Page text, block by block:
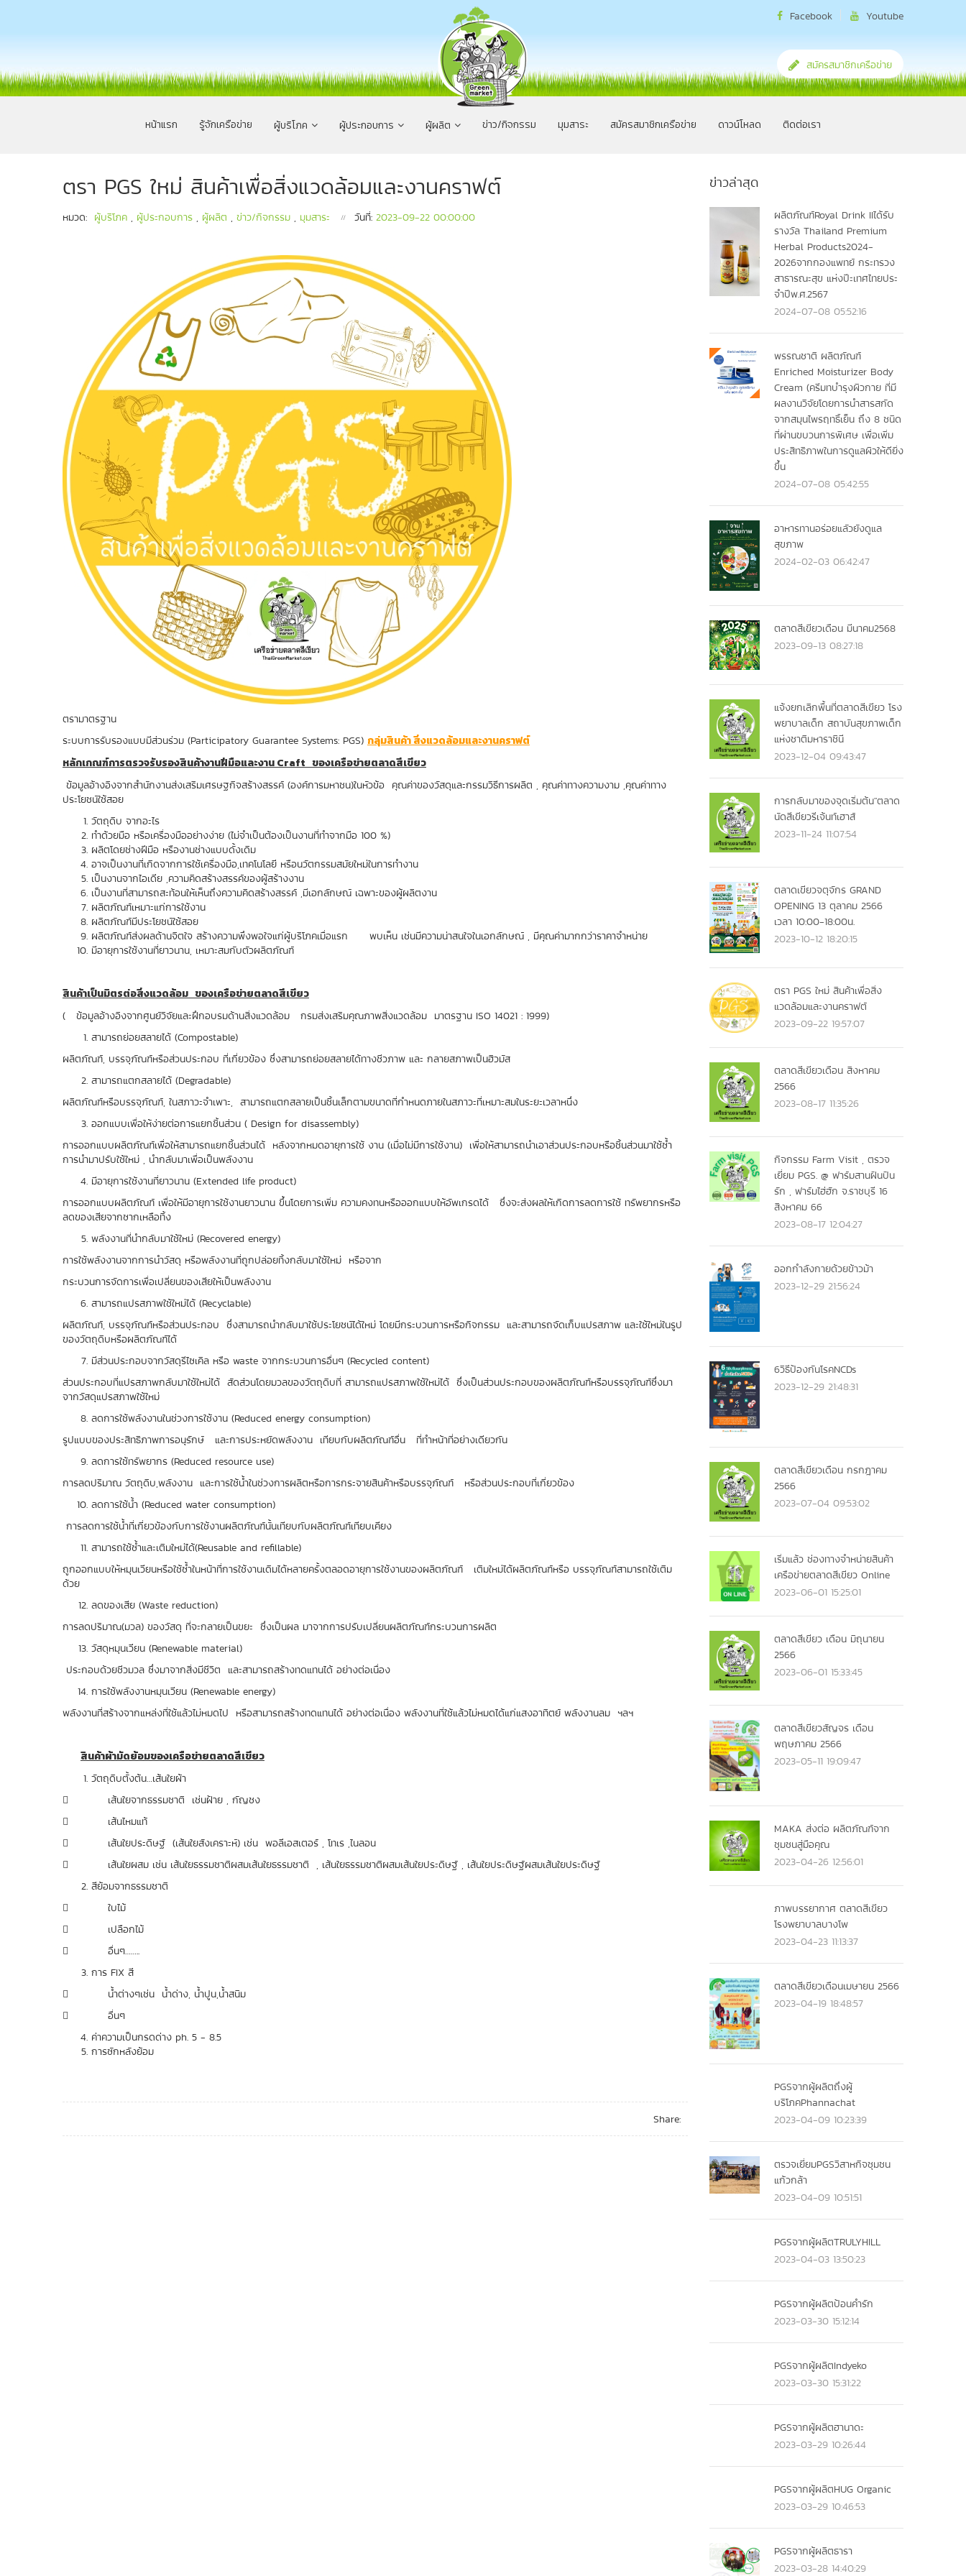
Facebook Youtube
สมัครสมาชิกเครือข่าย
หน้าแรก รู้จักเครือข่าย ผู้บริโภค ผู้ประกอบการ ผู้ผลิต ข่าว/กิจกรรม มุมสาระ สมัครสมาชิกเครือข่าย ดาวน์โหลด ติดต่อเรา
ตรา PGS ใหม่ สินค้าเพื่อสิ่งแวดล้อมและงานคราฟต์
หมวด: ผู้บริโภค , ผู้ประกอบการ , ผู้ผลิต , ข่าว/กิจกรรม , มุมสาระ วันที่: 2023-09-22 00:00:00
ตรามาตรฐาน
ระบบการรับรองแบบมีส่วนร่วม (Participatory Guarantee Systems: PGS) กลุ่มสินค้า สิ่งแวดล้อมและงานคราฟต์
หลักเกณฑ์การตรวจรับรองสินค้างานฝีมือและงาน Craft ของเครือข่ายตลาดสีเขียว
ข้อมูลอ้างอิงจากสำนักงานส่งเสริมเศรษฐกิจสร้างสรรค์ (องค์การมหาชน)ในหัวข้อ คุณค่าของวัสดุและกรรมวิธีการผลิต , คุณค่าทางความงาม ,คุณค่าทาง
ประโยชน์ใช้สอย
วัตถุดิบ จากอะไร
ทำด้วยมือ หรือเครื่องมืออย่างง่าย (ไม่จำเป็นต้องเป็นงานที่ทำจากมือ 100 %)
ผลิตโดยช่างฝีมือ หรืองานช่างแบบดั้งเดิม
อาจเป็นงานที่เกิดจากการใช้เครื่องมือ,เทคโนโลยี หรือนวัตกรรมสมัยใหม่ในการทำงาน
เป็นงานจากไอเดีย ,ความคิดสร้างสรรค์ของผู้สร้างงาน
เป็นงานที่สามารถสะท้อนให้เห็นถึงความคิดสร้างสรรค์ ,มีเอกลักษณ์ เฉพาะของผู้ผลิตงาน
ผลิตภัณฑ์เหมาะแก่การใช้งาน
ผลิตภัณฑ์มีประโยชน์ใช้สอย
ผลิตภัณฑ์ส่งผลด้านจิตใจ สร้างความพึงพอใจแก่ผู้บริโภคเมื่อแรก พบเห็น เช่นมีความน่าสนใจในเอกลักษณ์ , มีคุณค่ามากกว่าราคาจำหน่าย
มีอายุการใช้งานที่ยาวนาน, เหมาะสมกับตัวผลิตภัณฑ์
สินค้าเป็นมิตรต่อสิ่งแวดล้อม ของเครือข่ายตลาดสีเขียว
( ข้อมูลอ้างอิงจากศูนย์วิจัยและฝึกอบรมด้านสิ่งแวดล้อม กรมส่งเสริมคุณภาพสิ่งแวดล้อม มาตรฐาน ISO 14021 : 1999)
สามารถย่อยสลายได้ (Compostable)
ผลิตภัณฑ์, บรรจุภัณฑ์หรือส่วนประกอบ ที่เกี่ยวข้อง ซึ่งสามารถย่อยสลายได้ทางชีวภาพ และ กลายสภาพเป็นฮิวมัส
สามารถแตกสลายได้ (Degradable)
ผลิตภัณฑ์หรือบรรจุภัณฑ์, ในสภาวะจำเพาะ, สามารถแตกสลายเป็นชิ้นเล็กตามขนาดที่กำหนดภายในสภาวะที่เหมาะสมในระยะเวลาหนึ่ง
ออกแบบเพื่อให้ง่ายต่อการแยกชิ้นส่วน ( Design for disassembly)
การออกแบบผลิตภัณฑ์เพื่อให้สามารถแยกชิ้นส่วนได้ หลังจากหมดอายุการใช้ งาน (เมื่อไม่มีการใช้งาน) เพื่อให้สามารถนำเอาส่วนประกอบหรือชิ้นส่วนมาใช้ซ้ำ
การนำมาปรับใช้ใหม่ , นำกลับมาเพื่อเป็นพลังงาน
มีอายุการใช้งานที่ยาวนาน (Extended life product)
การออกแบบผลิตภัณฑ์ เพื่อให้มีอายุการใช้งานยาวนาน ขึ้นโดยการเพิ่ม ความคงทนหรือออกแบบให้อัพเกรดได้ ซึ่งจะส่งผลให้เกิดการลดการใช้ ทรัพยากรหรือ
ลดของเสียจากซากเหลือทิ้ง
พลังงานที่นำกลับมาใช้ใหม่ (Recovered energy)
การใช้พลังงานจากการนำวัสดุ หรือพลังงานที่ถูกปล่อยทิ้งกลับมาใช้ใหม่ หรือจาก
กระบวนการจัดการเพื่อเปลี่ยนของเสียให้เป็นพลังงาน
สามารถแปรสภาพใช้ใหม่ได้ (Recyclable)
ผลิตภัณฑ์, บรรจุภัณฑ์หรือส่วนประกอบ ซึ่งสามารถนำกลับมาใช้ประโยชน์ได้ใหม่ โดยมีกระบวนการหรือกิจกรรม และสามารถจัดเก็บแปรสภาพ และใช้ใหม่ในรูป
ของวัตถุดิบหรือผลิตภัณฑ์ได้
มีส่วนประกอบจากวัสดุรีไซเคิล หรือ waste จากกระบวนการอื่นๆ (Recycled content)
ส่วนประกอบที่แปรสภาพกลับมาใช้ใหม่ได้ สัดส่วนโดยมวลของวัตถุดิบที่ สามารถแปรสภาพใช้ใหม่ได้ ซึ่งเป็นส่วนประกอบของผลิตภัณฑ์หรือบรรจุภัณฑ์ซึ่งมา
จากวัสดุแปรสภาพใช้ใหม่
ลดการใช้พลังงานในช่วงการใช้งาน (Reduced energy consumption)
รูปแบบของประสิทธิภาพการอนุรักษ์ และการประหยัดพลังงาน เทียบกับผลิตภัณฑ์อื่น ที่ทำหน้าที่อย่างเดียวกัน
ลดการใช้ทรัพยากร (Reduced resource use)
การลดปริมาณ วัตถุดิบ,พลังงาน และการใช้น้ำในช่วงการผลิตหรือการกระจายสินค้าหรือบรรจุภัณฑ์ หรือส่วนประกอบที่เกี่ยวข้อง
ลดการใช้น้ำ (Reduced water consumption)
การลดการใช้น้ำที่เกี่ยวข้องกับการใช้งานผลิตภัณฑ์นั้นเทียบกับผลิตภัณฑ์เทียบเคียง
สามารถใช้ซ้ำและเติมใหม่ได้(Reusable and refillable)
ถูกออกแบบให้หมุนเวียนหรือใช้ซ้ำในหน้าที่การใช้งานเดิมได้หลายครั้งตลอดอายุการใช้งานของผลิตภัณฑ์ เติมใหม่ได้ผลิตภัณฑ์หรือ บรรจุภัณฑ์สามารถใช้เติม
ด้วย
ลดของเสีย (Waste reduction)
การลดปริมาณ(มวล) ของวัสดุ ที่จะกลายเป็นขยะ ซึ่งเป็นผล มาจากการปรับเปลี่ยนผลิตภัณฑ์กระบวนการผลิต
วัสดุหมุนเวียน (Renewable material)
ประกอบด้วยชีวมวล ซึ่งมาจากสิ่งมีชีวิต และสามารถสร้างทดแทนได้ อย่างต่อเนื่อง
การใช้พลังงานหมุนเวียน (Renewable energy)
พลังงานที่สร้างจากแหล่งที่ใช้แล้วไม่หมดไป หรือสามารถสร้างทดแทนได้ อย่างต่อเนื่อง พลังงานที่ใช้แล้วไม่หมดได้แก่แสงอาทิตย์ พลังงานลม ฯลฯ
สินค้าผ้ามัดย้อมของเครือข่ายตลาดสีเขียว
วัตถุดิบตั้งต้น…เส้นใยผ้า
 เส้นใยจากธรรมชาติ เช่นฝ้าย , กัญชง
 เส้นไหมแท้
 เส้นใยประดิษฐ์ (เส้นใยสังเคราะห์) เช่น พอลีเอสเตอร์ , โทเร ,ไนลอน
 เส้นใยผสม เช่น เส้นใยธรรมชาติผสมเส้นใยธรรมชาติ , เส้นใยธรรมชาติผสมเส้นใยประดิษฐ์ , เส้นใยประดิษฐ์ผสมเส้นใยประดิษฐ์
สีย้อมจากธรรมชาติ
 ใบไม้
 เปลือกไม้
 อื่นๆ……..
การ FIX สี
 น้ำต่างๆเช่น น้ำด่าง, น้ำปูน,น้ำสนิม
 อื่นๆ
ค่าความเป็นกรดด่าง ph. 5 - 8.5
การซักหลังย้อม
Share:
ข่าวล่าสุด
ผลิตภัณฑ์Royal Drink IIได้รับ
รางวัล Thailand Premium
Herbal Products2024-
2026จากกองแพทย์ กระทรวง
สาธารณะสุข แห่งปีะเทศไทยประ
จำปีพ.ศ.2567
2024-07-08 05:52:16
พรรณชาติ ผลิตภัณฑ์
Enriched Moisturizer Body
Cream (ครีมทบำรุงผิวกาย ที่มี
ผลงานวิจัยโดยการนำสารสกัด
จากสมุนไพรฤทธิ์เย็น ถึง 8 ชนิด
ที่ผ่านขบวนการพิเศษ เพื่อเพิ่ม
ประสิทธิภาพในการดูแลผิวให้ดียิ่ง
ขึ้น
2024-07-08 05:42:55
อาหารทานอร่อยแลัวยังดูแล
สุขภาพ
2024-02-03 06:42:47
ตลาดสีเขียวเดือน มีนาคม2568
2023-09-13 08:27:18
แจ้งยกเลิกพื้นที่ตลาดสีเขียว โรง
พยาบาลเด็ก สถาบันสุขภาพเด็ก
แห่งชาติมหาราชินี
2023-12-04 09:43:47
การกลับมาของจุดเริ่มต้น"ตลาด
นัดสีเขียวรีเจ้นท์เฮาส์
2023-11-24 11:07:54
ตลาดเขียวจตุจักร GRAND
OPENING 13 ตุลาคม 2566
เวลา 10:00-18:00น.
2023-10-12 18:20:15
ตรา PGS ใหม่ สินค้าเพื่อสิ่ง
แวดล้อมและงานคราฟต์
2023-09-22 19:57:07
ตลาดสีเขียวเดือน สิงหาคม
2566
2023-08-17 11:35:26
กิจกรรม Farm Visit , ตรวจ
เยี่ยม PGS. @ ฟาร์มสานฝันปัน
รัก , ฟาร์มไฮ่ฮัก จ.ราชบุรี 16
สิงหาคม 66
2023-08-17 12:04:27
ออกกำลังกายด้วยข้าวม้า
2023-12-29 21:56:24
6วิธีป้องกันโรคNCDs
2023-12-29 21:48:31
ตลาดสีเขียวเดือน กรกฎาคม
2566
2023-07-04 09:53:02
เริ่มแล้ว ช่องทางจำหน่ายสินค้า
เครือข่ายตลาดสีเขียว Online
2023-06-01 15:25:01
ตลาดสีเขียว เดือน มิถุนายน
2566
2023-06-01 15:33:45
ตลาดสีเขียวสัญจร เดือน
พฤษภาคม 2566
2023-05-11 19:09:47
MAKA ส่งต่อ ผลิตภัณฑ์จาก
ชุมชนสู่มือคุณ
2023-04-26 12:56:01
ภาพบรรยากาศ ตลาดสีเขียว
โรงพยาบาลบางโพ
2023-04-23 11:13:37
ตลาดสีเขียวเดือนเมษายน 2566
2023-04-19 18:48:57
PGSจากผู้ผลิตถึงผู้
บริโภคPhannachat
2023-04-09 10:23:39
ตรวจเยี่ยมPGSวิสาหกิจชุมชน
แก้วกล้า
2023-04-09 10:51:51
PGSจากผู้ผลิตTRULYHILL
2023-04-03 13:50:23
PGSจากผู้ผลิตป้อนคำรัก
2023-03-30 15:12:14
PGSจากผู้ผลิตIndyeko
2023-03-30 15:31:22
PGSจากผู้ผลิตฮานาดะ
2023-03-29 10:26:44
PGSจากผู้ผลิตHUG Organic
2023-03-29 10:46:53
PGSจากผู้ผลิตธารา
2023-03-28 14:40:29